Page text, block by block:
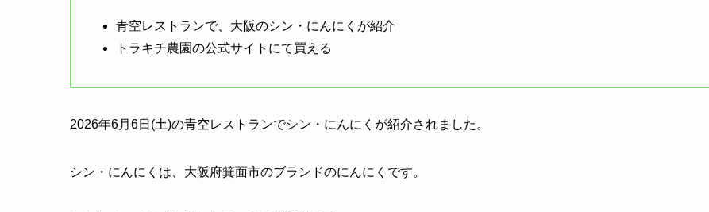
青空レストランで、大阪のシン・にんにくが紹介
トラキチ農園の公式サイトにて買える
2026年6月6日(土)の青空レストランでシン・にんにくが紹介されました。
シン・にんにくは、大阪府箕面市のブランドのにんにくです。